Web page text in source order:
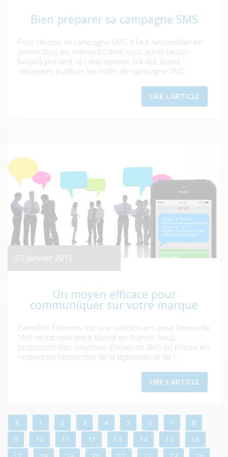
Bien préparer sa campagne SMS
Pour réussir sa campagne SMS, il faut rassembler en
amont tous les éléments dont vous aurez besoin.
Jusqu'à présent, les entreprises ont été assez
réticentes à utiliser les outils de campagne SMS ...
LIRE L'ARTICLE
07 janvier 2015
Un moyen efficace pour
communiquer sur votre marque
iSendPro Telecom, est une solution pro pour l'envoi de
SMS direct opérateur basée en France. Nous
proposons des solutions d'envoi de SMS en masse en
respectant l'ensemble de la législation et de l...
LIRE L'ARTICLE
1 2 3 4 5 6 7
8
9
10 11 12 13 14 15
16